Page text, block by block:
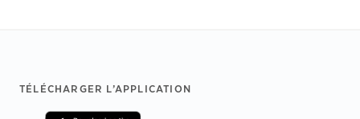
Footer
TÉLÉCHARGER L’APPLICATION